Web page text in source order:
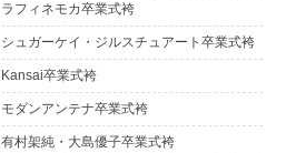
ラフィネモカ卒業式袴
シュガーケイ・ジルスチュアート卒業式袴
Kansai卒業式袴
モダンアンテナ卒業式袴
有村架純・大島優子卒業式袴